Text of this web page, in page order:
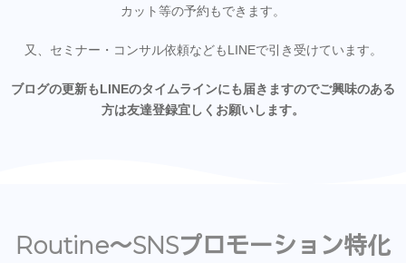
カット等の予約もできます。
又、セミナー・コンサル依頼などもLINEで引き受けています。
ブログの更新もLINEのタイムラインにも届きますのでご興味のある
方は友達登録宜しくお願いします。
Routine〜SNSプロモーション特化